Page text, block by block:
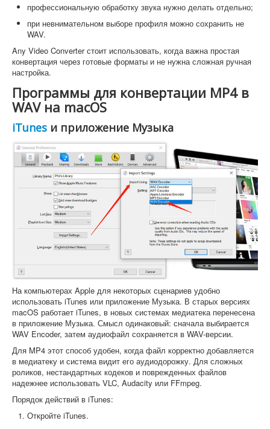
профессиональную обработку звука нужно делать отдельно;
при невнимательном выборе профиля можно сохранить не
WAV.
Any Video Converter стоит использовать, когда важна простая
конвертация через готовые форматы и не нужна сложная ручная
настройка.
Программы для конвертации MP4 в
WAV на macOS
iTunes и приложение Музыка
На компьютерах Apple для некоторых сценариев удобно
использовать iTunes или приложение Музыка. В старых версиях
macOS работает iTunes, в новых системах медиатека перенесена
в приложение Музыка. Смысл одинаковый: сначала выбирается
WAV Encoder, затем аудиофайл сохраняется в WAV-версии.
Для MP4 этот способ удобен, когда файл корректно добавляется
в медиатеку и система видит его аудиодорожку. Для сложных
роликов, нестандартных кодеков и поврежденных файлов
надежнее использовать VLC, Audacity или FFmpeg.
Порядок действий в iTunes:
Откройте iTunes.